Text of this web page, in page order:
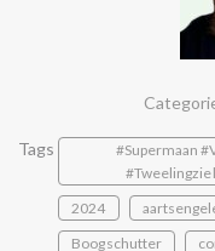
Tags
#Supermaan
2024
Boogschutter